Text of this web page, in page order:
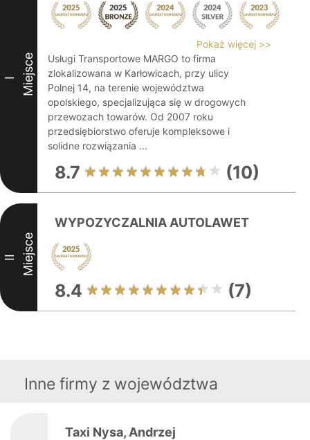
I Miejsce
Pokaż więcej >>
Usługi Transportowe MARGO to firma
zlokalizowana w Karłowicach, przy ulicy
Polnej 14, na terenie województwa
opolskiego, specjalizująca się w drogowych
przewozach towarów. Od 2007 roku
przedsiębiorstwo oferuje kompleksowe i
solidne rozwiązania ...
8.7 (10)
II Miejsce
WYPOZYCZALNIA AUTOLAWET
8.4 (7)
Inne firmy z województwa
Taxi Nysa, Andrzej